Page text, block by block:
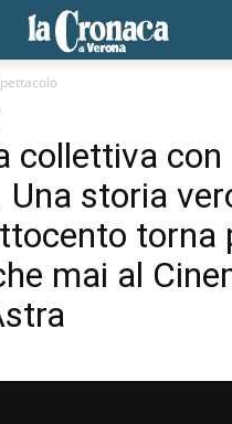
collettiva con
Una storia
torna
mai al